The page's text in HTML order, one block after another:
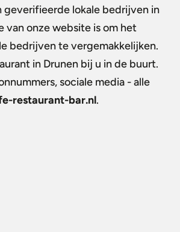
geverifieerde lokale bedrijven in
van onze website is om het
bedrijven te vergemakkelijken.
in Drunen bij u in de buurt.
sociale media - alle
restaurant-bar.nl.